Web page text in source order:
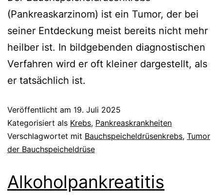
(Pankreaskarzinom) ist ein Tumor, der bei
seiner Entdeckung meist bereits nicht mehr
heilber ist. In bildgebenden diagnostischen
Verfahren wird er oft kleiner dargestellt, als
er tatsächlich ist.
Veröffentlicht am 19. Juli 2025
Kategorisiert als Krebs, Pankreaskrankheiten
Verschlagwortet mit Bauchspeicheldrüsenkrebs, Tumor
der Bauchspeicheldrüse
Alkoholpankreatitis